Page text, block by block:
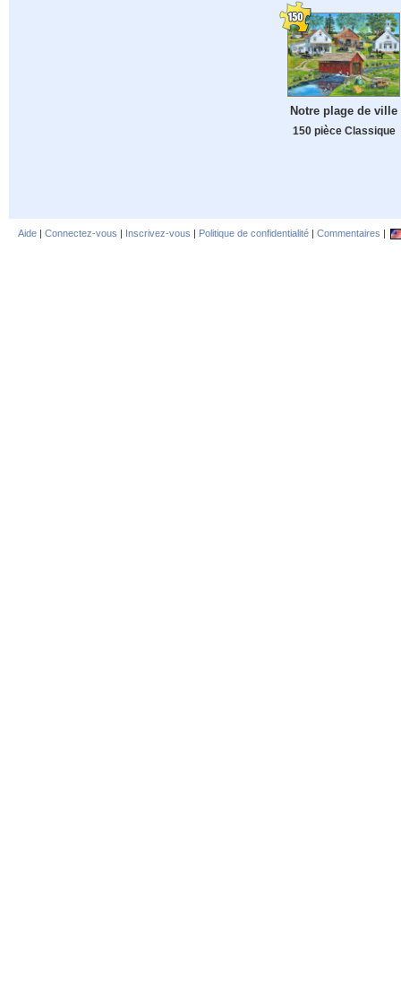
Notre plage de ville
150 pièce Classique
Aide | Connectez-vous | Inscrivez-vous | Politique de confidentialité | Commentaires |